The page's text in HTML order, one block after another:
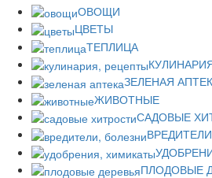
ОВОЩИ
ЦВЕТЫ
ТЕПЛИЦА
ЗЕЛЕНАЯ
ЖИВОТНЫЕ
САДОВЫЕ
ПЛОДОВЫЕ